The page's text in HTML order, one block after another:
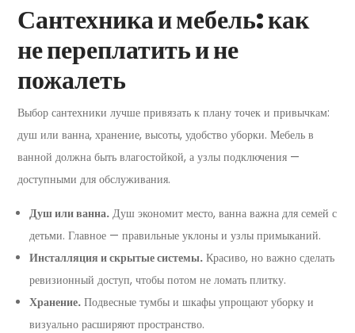
Сантехника и мебель: как
не переплатить и не
пожалеть
Выбор сантехники лучше привязать к плану точек и привычкам:
душ или ванна, хранение, высоты, удобство уборки. Мебель в
ванной должна быть влагостойкой, а узлы подключения —
доступными для обслуживания.
Душ или ванна. Душ экономит место, ванна важна для семей с
детьми. Главное — правильные уклоны и узлы примыканий.
Инсталляция и скрытые системы. Красиво, но важно сделать
ревизионный доступ, чтобы потом не ломать плитку.
Хранение. Подвесные тумбы и шкафы упрощают уборку и
визуально расширяют пространство.